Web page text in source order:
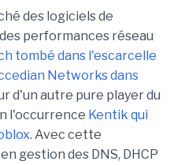
des logiciels de
performances réseau
tombé dans l'escarcelle
Networks dans
d'un autre pure player du
l'occurrence Kentik qui
. Avec cette
gestion des DNS, DHCP